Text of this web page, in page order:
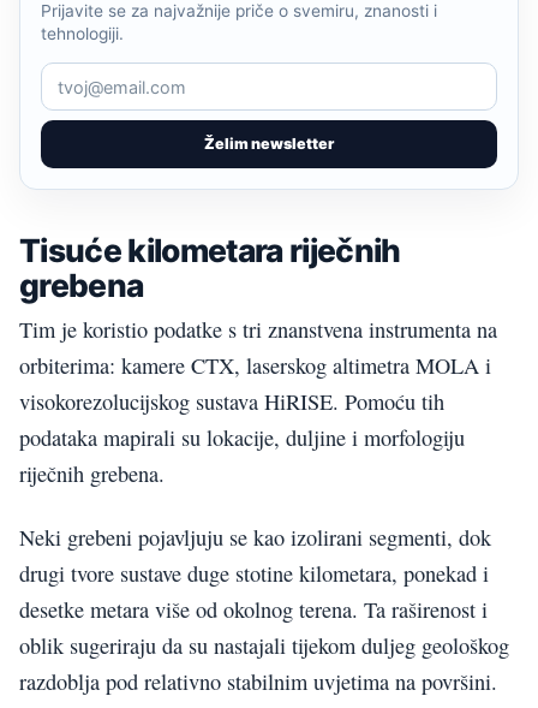
Želim newsletter
Prijavite se za najvažnije priče o svemiru, znanosti i
tehnologiji.
Tisuće kilometara riječnih
grebena
Tim je koristio podatke s tri znanstvena instrumenta na
orbiterima: kamere CTX, laserskog altimetra MOLA i
visokorezolucijskog sustava HiRISE. Pomoću tih
podataka mapirali su lokacije, duljine i morfologiju
riječnih grebena.
Neki grebeni pojavljuju se kao izolirani segmenti, dok
drugi tvore sustave duge stotine kilometara, ponekad i
desetke metara više od okolnog terena. Ta raširenost i
oblik sugeriraju da su nastajali tijekom duljeg geološkog
razdoblja pod relativno stabilnim uvjetima na površini.